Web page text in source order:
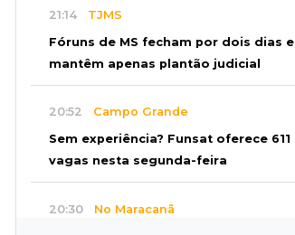
21:14 TJMS
Fóruns de MS fecham por dois dias e
mantêm apenas plantão judicial
20:52 Campo Grande
Sem experiência? Funsat oferece 611
vagas nesta segunda-feira
20:30 No Maracanã